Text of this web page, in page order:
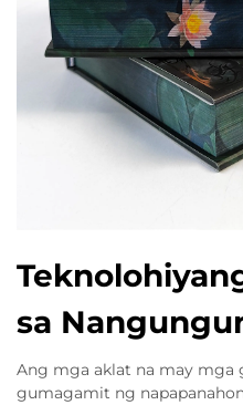
sa
Ang mga aklat na may mga
gumagamit ng